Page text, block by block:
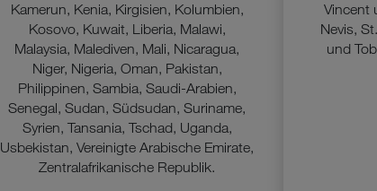
Kamerun, Kenia, Kirgisien, Kolumbien,
Kosovo, Kuwait, Liberia, Malawi,
Malaysia, Malediven, Mali, Nicaragua,
Niger, Nigeria, Oman, Pakistan,
Philippinen, Sambia, Saudi-Arabien,
Senegal, Sudan, Südsudan, Suriname,
Syrien, Tansania, Tschad, Uganda,
Usbekistan, Vereinigte Arabische Emirate,
Zentralafrikanische Republik.
Vincent
Nevis,
und